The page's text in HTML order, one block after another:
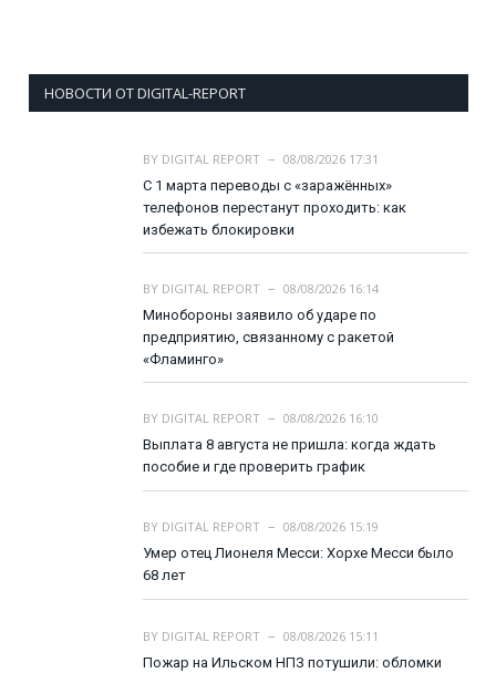
НОВОСТИ ОТ DIGITAL-REPORT
BY DIGITAL REPORT
08/08/2026 17:31
С 1 марта переводы с «заражённых»
телефонов перестанут проходить: как
избежать блокировки
BY DIGITAL REPORT
08/08/2026 16:14
Минобороны заявило об ударе по
предприятию, связанному с ракетой
«Фламинго»
BY DIGITAL REPORT
08/08/2026 16:10
Выплата 8 августа не пришла: когда ждать
пособие и где проверить график
BY DIGITAL REPORT
08/08/2026 15:19
Умер отец Лионеля Месси: Хорхе Месси было
68 лет
BY DIGITAL REPORT
08/08/2026 15:11
Пожар на Ильском НПЗ потушили: обломки